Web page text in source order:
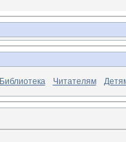
Библиотека Читателям